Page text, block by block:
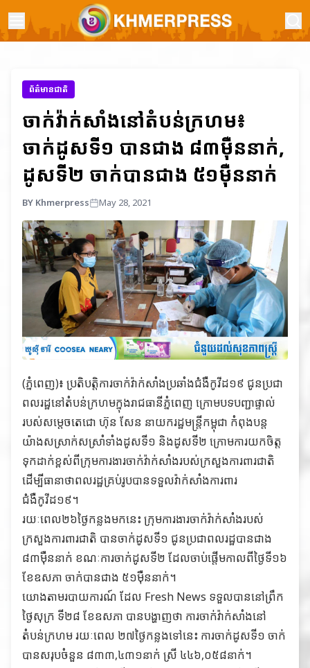
ព័ត៌មានជាតិ
ចាក់វ៉ាក់សាំងនៅតំបន់ក្រហម៖
ចាក់ដូសទី១ បានជាង ៨៣ម៉ឺននាក់,
ដូសទី២ ចាក់បានជាង ៥១ម៉ឺននាក់
BY Khmerpress May 28, 2021
(ភ្នំពេញ)៖ ប្រតិបត្តិការចាក់វ៉ាក់សាំងប្រឆាំងជំងឺកូវីដ១៩ ជូនប្រជា
ពលរដ្ឋនៅតំបន់ក្រហមក្នុងរាជធានីភ្នំពេញ ក្រោមបទបញ្ជាផ្ទាល់
របស់សម្តេចតេជោ ហ៊ុន សែន នាយករដ្ឋមន្ត្រីកម្ពុជា កំពុងបន្ត
យ៉ាងសស្រាក់សស្រាំទាំងដូសទី១ និងដូសទី២ ក្រោមការយកចិត្ត
ទុកដាក់ខ្ពស់ពីក្រុមការងារចាក់វ៉ាក់សាំងរបស់ក្រសួងការពារជាតិ
ដើម្បីធានាថាពលរដ្ឋគ្រប់រូបបានទទួលវ៉ាក់សាំងការពារ
ជំងឺកូវីដ១៩។
រយៈពេល២៦ថ្ងៃកន្លងមកនេះ ក្រុមការងារចាក់វ៉ាក់សាំងរបស់
ក្រសួងការពារជាតិ បានចាក់ដូសទី១ ជូនប្រជាពលរដ្ឋបានជាង
៨៣ម៉ឺននាក់ ខណៈការចាក់ដូសទី២ ដែលចាប់ផ្តើមកាលពីថ្ងៃទី១៦
ខែឧសភា ចាក់បានជាង ៥១ម៉ឺននាក់។
យោងតាមរបាយការណ៍ ដែល Fresh News ទទួលបាននៅព្រឹក
ថ្ងៃសុក្រ ទី២៨ ខែឧសភា បានបង្ហាញថា ការចាក់វ៉ាក់សាំងនៅ
តំបន់ក្រហម រយៈពេល ២៧ថ្ងៃកន្លងទៅនេះ ការចាក់ដូសទី១ ចាក់
បានសរុបចំនួន ៨៣៣,៤៣១នាក់ ស្រី ៤៤៦,០៥៨នាក់។